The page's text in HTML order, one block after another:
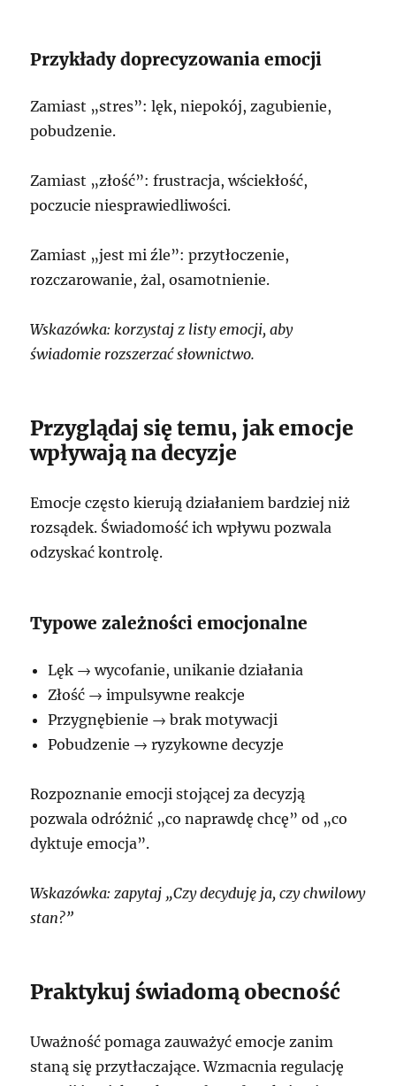
Przykłady doprecyzowania emocji
Zamiast „stres”: lęk, niepokój, zagubienie,
pobudzenie.
Zamiast „złość”: frustracja, wściekłość,
poczucie niesprawiedliwości.
Zamiast „jest mi źle”: przytłoczenie,
rozczarowanie, żal, osamotnienie.
Wskazówka: korzystaj z listy emocji, aby
świadomie rozszerzać słownictwo.
Przyglądaj się temu, jak emocje
wpływają na decyzje
Emocje często kierują działaniem bardziej niż
rozsądek. Świadomość ich wpływu pozwala
odzyskać kontrolę.
Typowe zależności emocjonalne
Lęk → wycofanie, unikanie działania
Złość → impulsywne reakcje
Przygnębienie → brak motywacji
Pobudzenie → ryzykowne decyzje
Rozpoznanie emocji stojącej za decyzją
pozwala odróżnić „co naprawdę chcę” od „co
dyktuje emocja”.
Wskazówka: zapytaj „Czy decyduję ja, czy chwilowy
stan?”
Praktykuj świadomą obecność
Uważność pomaga zauważyć emocje zanim
staną się przytłaczające. Wzmacnia regulację